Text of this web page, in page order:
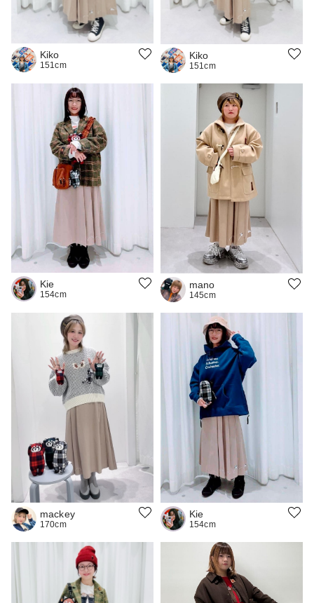
Kiko
151cm
Kiko
151cm
Kie
154cm
mano
145cm
mackey
170cm
Kie
154cm